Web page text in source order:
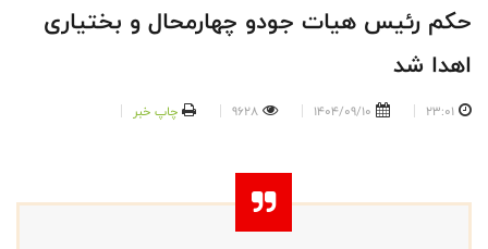
حکم رئیس هیات جودو چهارمحال و بختیاری
اهدا شد
23:01
1404/09/10
9628 چاپ خبر